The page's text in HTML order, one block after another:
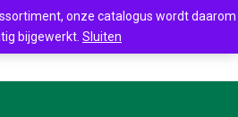
onze catalogus wordt daarom
bijgewerkt. Sluiten